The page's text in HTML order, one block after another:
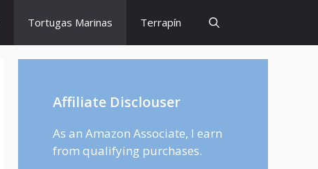
Tortugas Marinas Terrapín
Affiliate Disclouser
As an Amazon Associate, I earn
from qualifying purchases.